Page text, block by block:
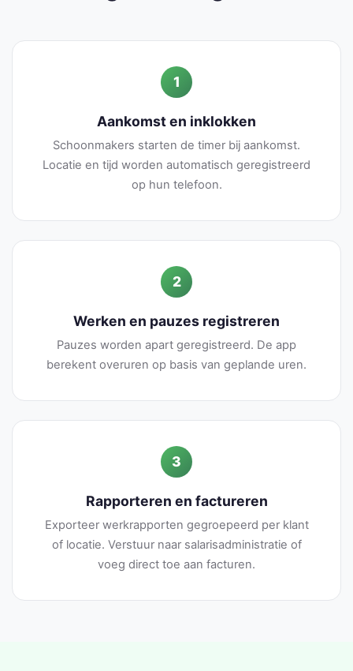
1
Aankomst en inklokken
Schoonmakers starten de timer bij aankomst.
Locatie en tijd worden automatisch geregistreerd
op hun telefoon.
2
Werken en pauzes registreren
Pauzes worden apart geregistreerd. De app
berekent overuren op basis van geplande uren.
3
Rapporteren en factureren
Exporteer werkrapporten gegroepeerd per klant
of locatie. Verstuur naar salarisadministratie of
voeg direct toe aan facturen.